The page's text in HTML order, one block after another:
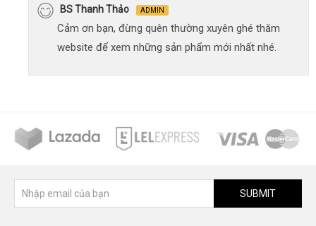
BS Thanh Thảo ADMIN
Cảm ơn bạn, đừng quên thường xuyên ghé thăm
website để xem những sản phẩm mới nhất nhé.
SUBMIT